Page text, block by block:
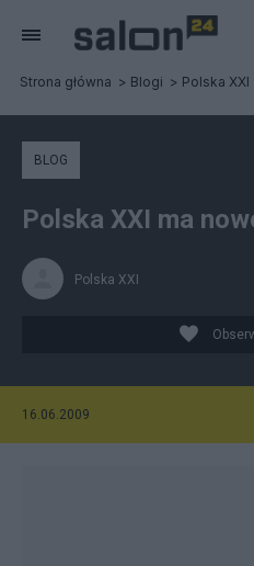
Strona główna Blogi Polska XXI
BLOG
Polska XXI ma
Polska XXI
16.06.2009